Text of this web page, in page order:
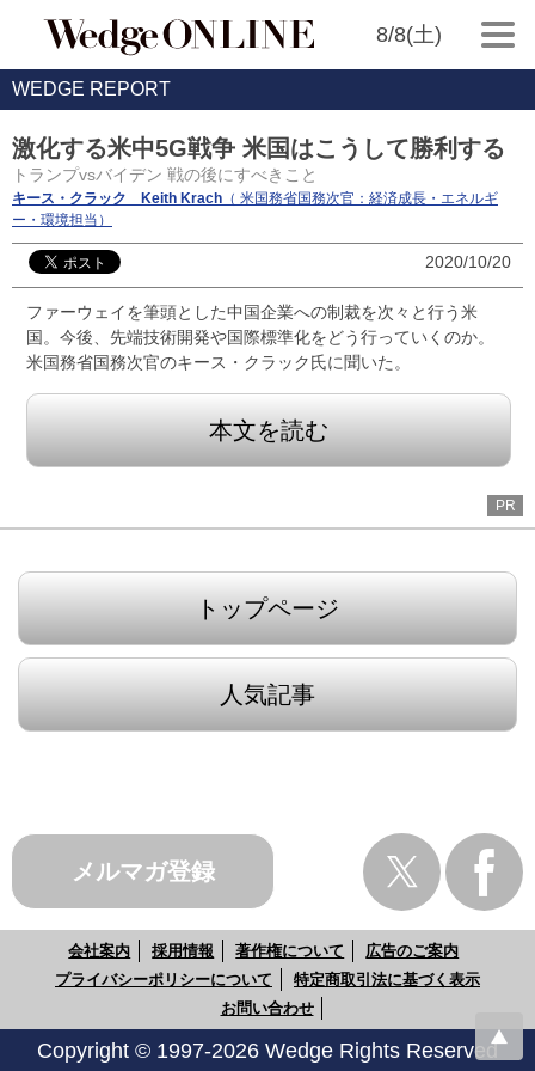
8/8(土)
WEDGE REPORT
激化する米中5G戦争 米国はこうして勝利する
トランプvsバイデン 戦の後にすべきこと
キース・クラック Keith Krach （ 米国務省国務次官：経済成長・エネルギ
ー・環境担当）
2020/10/20
ファーウェイを筆頭とした中国企業への制裁を次々と行う米
国。今後、先端技術開発や国際標準化をどう行っていくのか。
米国務省国務次官のキース・クラック氏に聞いた。
本文を読む
PR
トップページ
人気記事
メルマガ登録
会社案内 採用情報 著作権について
広告のご案内
プライバシーポリシーについて
特定商取引法に基づく表示
お問い合わせ
Copyright © 1997-2026 Wedge Rights Reserved